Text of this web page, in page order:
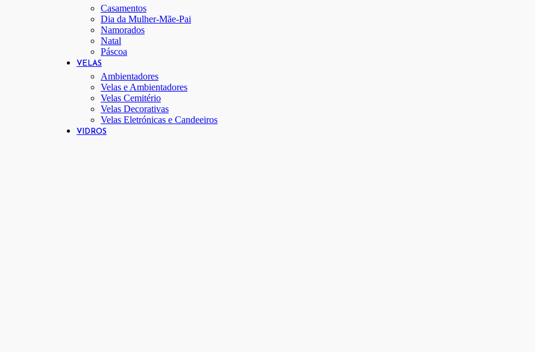
Casamentos
Dia da Mulher-Mãe-Pai
Namorados
Natal
Páscoa
VELAS
Ambientadores
Velas e Ambientadores
Velas Cemitério
Velas Decorativas
Velas Eletrónicas e Candeeiros
VIDROS